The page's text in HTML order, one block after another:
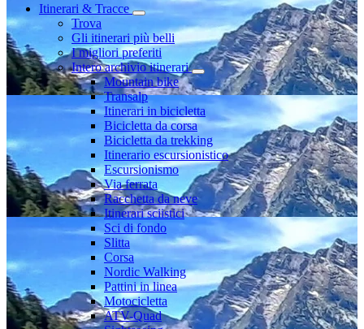
Itinerari & Tracce
Trova
Gli itinerari più belli
I migliori preferiti
Intero archivio itinerari
Mountain bike
Transalp
Itinerari in bicicletta
Bicicletta da corsa
Bicicletta da trekking
Itinerario escursionistico
Escursionismo
Via ferrata
Racchetta da neve
Itinerari sciistici
Sci di fondo
Slitta
Corsa
Nordic Walking
Pattini in linea
Motocicletta
ATV-Quad